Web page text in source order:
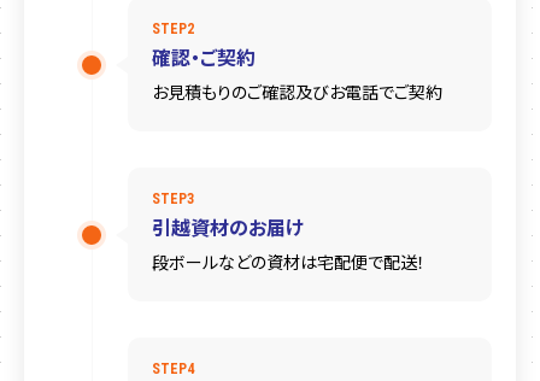
STEP2
確認・ご契約
お見積もりのご確認及びお電話でご契約
STEP3
引越資材のお届け
段ボールなどの資材は宅配便で配送！
STEP4